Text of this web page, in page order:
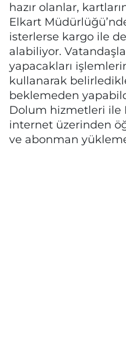
hazır olanlar,
Elkart
isterlerse kargo ile
alabiliyor.
yapacakları
kullanarak
beklemeden
Dolum hizmetleri ile
internet üzerinden
ve abonman